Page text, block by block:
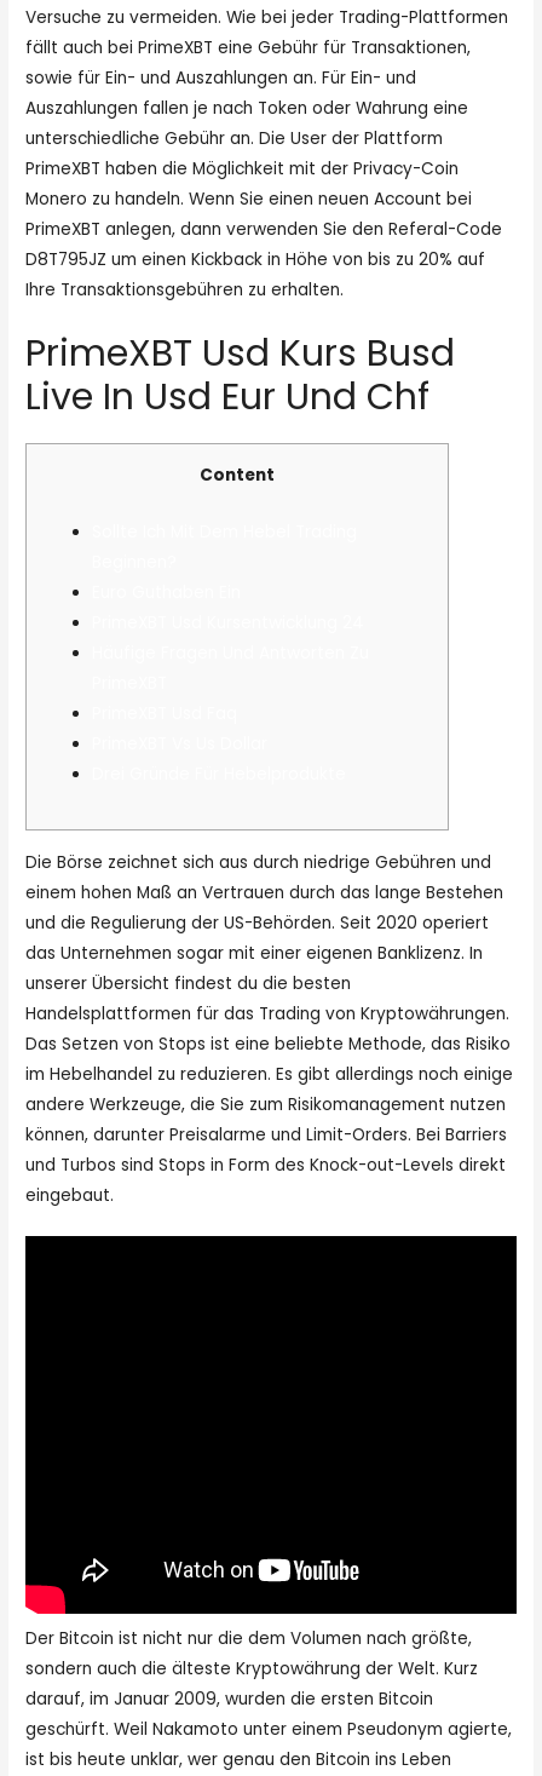
Versuche zu vermeiden. Wie bei jeder Trading-Plattformen
fällt auch bei PrimeXBT eine Gebühr für Transaktionen,
sowie für Ein- und Auszahlungen an. Für Ein- und
Auszahlungen fallen je nach Token oder Wahrung eine
unterschiedliche Gebühr an. Die User der Plattform
PrimeXBT haben die Möglichkeit mit der Privacy-Coin
Monero zu handeln. Wenn Sie einen neuen Account bei
PrimeXBT anlegen, dann verwenden Sie den Referal-Code
D8T795JZ um einen Kickback in Höhe von bis zu 20% auf
Ihre Transaktionsgebühren zu erhalten.
PrimeXBT Usd Kurs Busd
Live In Usd Eur Und Chf
Content
Die Börse zeichnet sich aus durch niedrige Gebühren und
einem hohen Maß an Vertrauen durch das lange Bestehen
und die Regulierung der US-Behörden. Seit 2020 operiert
das Unternehmen sogar mit einer eigenen Banklizenz. In
unserer Übersicht findest du die besten
Handelsplattformen für das Trading von Kryptowährungen.
Das Setzen von Stops ist eine beliebte Methode, das Risiko
im Hebelhandel zu reduzieren. Es gibt allerdings noch einige
andere Werkzeuge, die Sie zum Risikomanagement nutzen
können, darunter Preisalarme und Limit-Orders. Bei Barriers
und Turbos sind Stops in Form des Knock-out-Levels direkt
eingebaut.
Der Bitcoin ist nicht nur die dem Volumen nach größte,
sondern auch die älteste Kryptowährung der Welt. Kurz
darauf, im Januar 2009, wurden die ersten Bitcoin
geschürft. Weil Nakamoto unter einem Pseudonym agierte,
ist bis heute unklar, wer genau den Bitcoin ins Leben